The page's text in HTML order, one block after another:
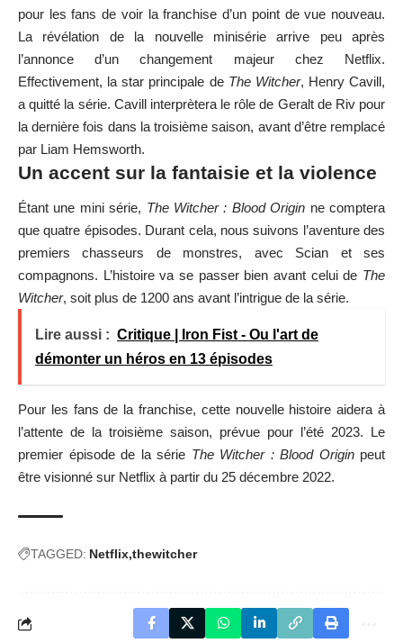
pour les fans de voir la franchise d’un point de vue nouveau.
La révélation de la nouvelle minisérie arrive peu après
l’annonce d’un changement majeur chez Netflix.
Effectivement, la star principale de The Witcher, Henry Cavill,
a quitté la série. Cavill interprètera le rôle de Geralt de Riv pour
la dernière fois dans la troisième saison, avant d’être remplacé
par Liam Hemsworth.
Un accent sur la fantaisie et la violence
Étant une mini série, The Witcher : Blood Origin ne comptera
que quatre épisodes. Durant cela, nous suivons l’aventure des
premiers chasseurs de monstres, avec Scian et ses
compagnons. L’histoire va se passer bien avant celui de The
Witcher, soit plus de 1200 ans avant l’intrigue de la série.
Lire aussi : Critique | Iron Fist - Ou l'art de
démonter un héros en 13 épisodes
Pour les fans de la franchise, cette nouvelle histoire aidera à
l’attente de la troisième saison, prévue pour l’été 2023. Le
premier épisode de la série The Witcher : Blood Origin peut
être visionné sur Netflix à partir du 25 décembre 2022.
TAGGED: Netflix thewitcher